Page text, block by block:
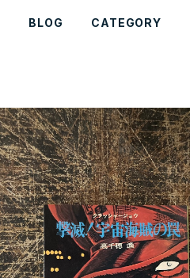
BLOG CATEGORY